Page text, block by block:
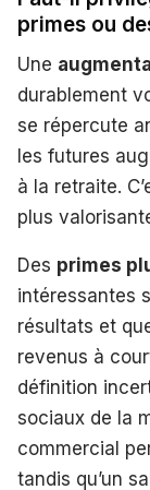
primes ou
Une
durablement
se répercute
les futures
à la retraite.
plus
Des primes
intéressantes
résultats et
revenus à
définition
sociaux de la
commercial
tandis qu’un